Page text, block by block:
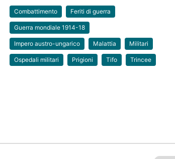
Combattimento Feriti di guerra
Guerra mondiale 1914-18
Impero austro-ungarico Malattia Militari
Ospedali militari Prigioni Tifo Trincee